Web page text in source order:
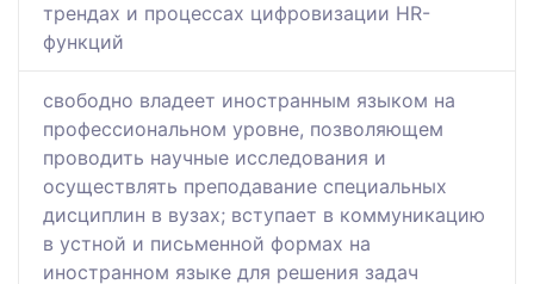
трендах и процессах цифровизации HR-
функций
свободно владеет иностранным языком на
профессиональном уровне, позволяющем
проводить научные исследования и
осуществлять преподавание специальных
дисциплин в вузах; вступает в коммуникацию
в устной и письменной формах на
иностранном языке для решения задач